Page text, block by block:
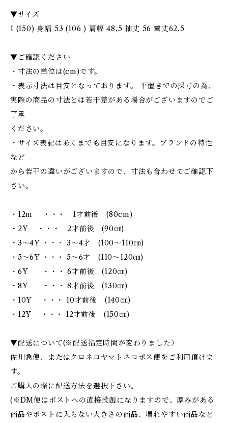
▼サイズ
1 (150) 身幅 53 (106 ) 肩幅 48,5 袖丈 56 着丈62,5
▼ご確認ください
・寸法の単位は(cm)です。
・表示寸法は目安となっております。 平置きでの採寸の為、
実際の商品の寸法とは若干差がある場合がございますのでご
了承
ください。
・サイズ表記はあくまでも目安になります。ブランドの特性
など
から若干の違いがございますので、寸法も合わせてご確認下
さい。
・12m ・・・ 1才前後 (80cm)
・2Y ・・・ 2才前後 (90㎝)
・3～4Y ・・・ 3～4才 (100～110㎝)
・5～6Y ・・・ 5～6才 (110～120㎝)
・6Y ・・・ 6才前後 (120㎝)
・8Y ・・・ 8才前後 (130㎝)
・10Y ・・・ 10才前後 (140㎝)
・12Y ・・・ 12才前後 (150㎝)
▼配送について(※配送指定時間が変わりました）
佐川急便、またはクロネコヤマトネコポス便をご利用頂けま
す。
ご購入の際に配送方法を選択下さい。
(※DM便はポストへの直接投函になりますので、厚みがある
商品やポストに入らない大きさの商品、壊れやすい商品など